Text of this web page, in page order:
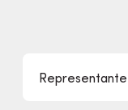
Representante